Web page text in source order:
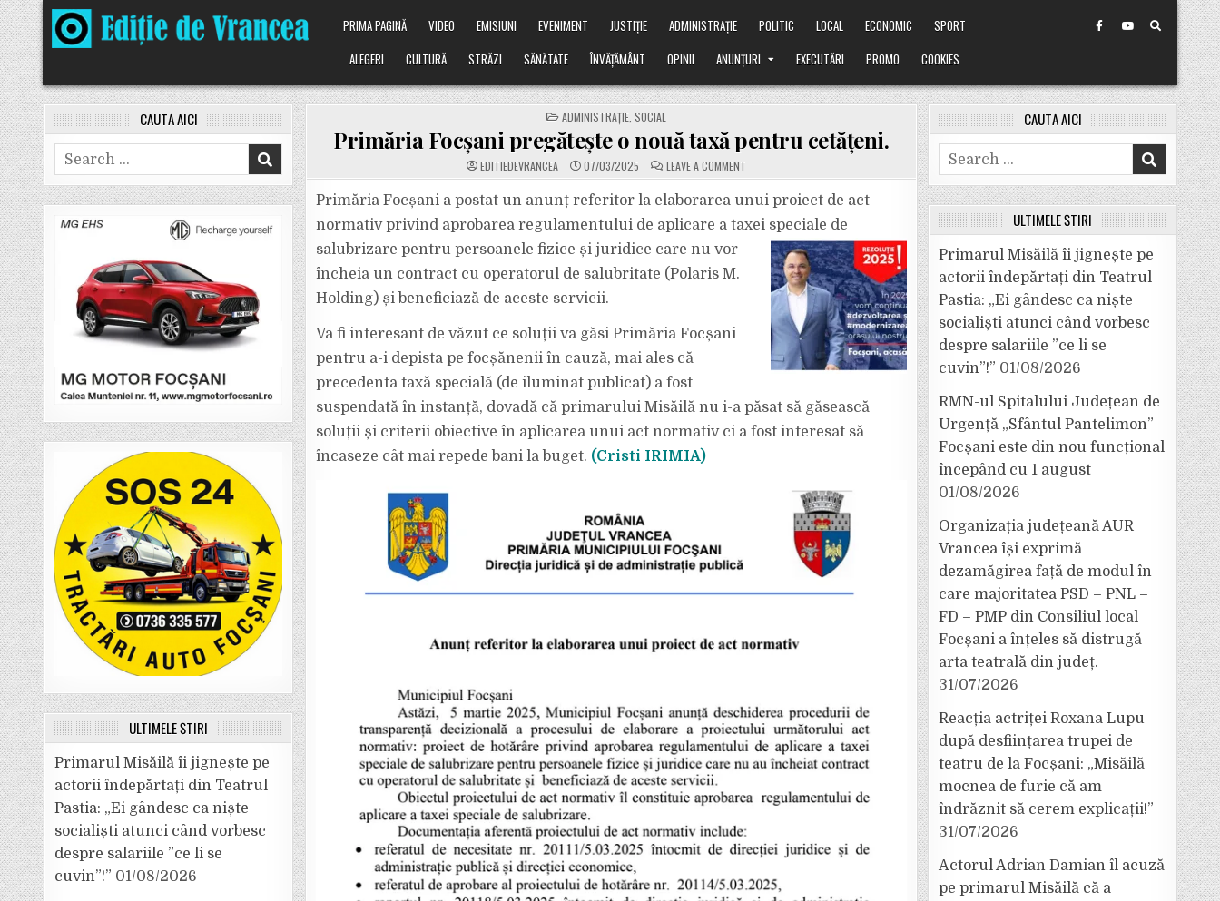
Skip
to
content
PRIMA PAGINĂ VIDEO EMISIUNI EVENIMENT JUSTIȚIE ADMINISTRAȚIE POLITIC LOCAL ECONOMIC
SPORT
ALEGERI
CULTURĂ STRĂZI SĂNĂTATE ÎNVĂȚĂMÂNT OPINII ANUNȚURI EXECUTĂRI PROMO COOKIES
POSTED
IN
ADMINISTRAȚIE SOCIAL
Primăria Focșani pregătește o nouă taxă pentru cetățeni.
EDITIEDEVRANCEA 07/03/2025 LEAVE A COMMENT
PRIMĂRIA
PREGĂTEȘTE
O
NOUĂ
TAXĂ
PENTRU
CETĂȚENI.
Primăria Focșani a postat un anunț referitor la elaborarea unui proiect de act
normativ privind aprobarea regulamentului de aplicare a taxei speciale de
salubrizare pentru persoanele fizice și juridice care nu vor
încheia un contract cu operatorul de salubritate (Polaris M.
Holding) și beneficiază de aceste servicii.
Va fi interesant de văzut ce soluții va găsi Primăria Focșani
pentru a-i depista pe focșănenii în cauză, mai ales că
precedenta taxă specială (de iluminat publicat) a fost
suspendată în instanță, dovadă că primarului Misăilă nu i-a păsat să găsească
soluții și criterii obiective în aplicarea unui act normativ ci a fost interesat să
încaseze cât mai repede bani la buget. (Cristi IRIMIA)
CAUTĂ AICI
Search
for:
ULTIMELE ȘTIRI
Primarul Misăilă îi jignește pe
actorii îndepărtați din Teatrul
Pastia: „Ei gândesc ca niște
socialiști atunci când vorbesc
despre salariile ”ce li se
cuvin”!” 01/08/2026
CAUTĂ AICI
Search
for:
ULTIMELE ȘTIRI
Primarul Misăilă îi jignește pe
actorii îndepărtați din Teatrul
Pastia: „Ei gândesc ca niște
socialiști atunci când vorbesc
despre salariile ”ce li se
cuvin”!” 01/08/2026
RMN-ul Spitalului Județean de
Urgență „Sfântul Pantelimon”
Focșani este din nou funcțional
începând cu 1 august
01/08/2026
Organizația județeană AUR
Vrancea își exprimă
dezamăgirea față de modul în
care majoritatea PSD – PNL –
FD – PMP din Consiliul local
Focșani a înțeles să distrugă
arta teatrală din județ.
31/07/2026
Reacția actriței Roxana Lupu
după desființarea trupei de
teatru de la Focșani: „Misăilă
mocnea de furie că am
îndrăznit să cerem explicații!”
31/07/2026
Actorul Adrian Damian îl acuză
pe primarul Misăilă că a